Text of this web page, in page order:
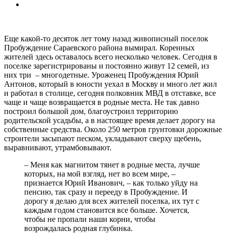
Еще какой-то десяток лет тому назад живописный поселок
Пробуждение Сараевского района вымирал. Коренных
жителей здесь оставалось всего несколько человек. Сегодня в
поселке зарегистрированы и постоянно живут 12 семей, из
них три – многодетные. Уроженец Пробуждения Юрий
Антонов, который в юности уехал в Москву и много лет жил
и работал в столице, сегодня полковник МВД в отставке, все
чаще и чаще возвращается в родные места. Не так давно
построил большой дом, благоустроил территорию
родительской усадьбы, а в настоящее время делает дорогу на
собственные средства. Около 250 метров грунтовки дорожные
строители засыпают песком, укладывают сверху щебень,
выравнивают, утрамбовывают.
– Меня как магнитом тянет в родные места, лучше
которых, на мой взгляд, нет во всем мире, –
признается Юрий Иванович, – как только уйду на
пенсию, так сразу и перееду в Пробуждение. И
дорогу я делаю для всех жителей поселка, их тут с
каждым годом становится все больше. Хочется,
чтобы не пропали наши корни, чтобы
возрождалась родная глубинка.